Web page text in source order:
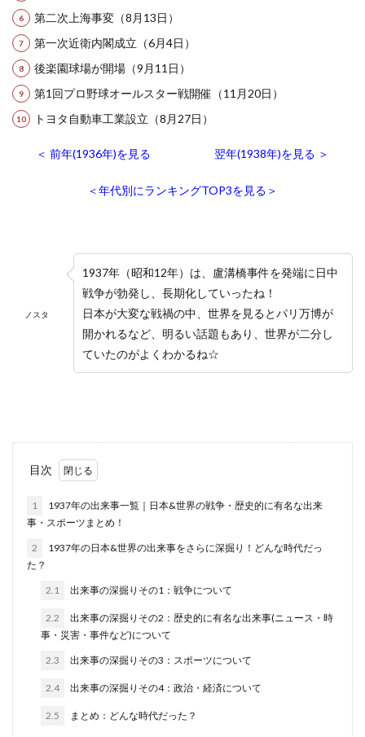
第二次上海事変（8月13日）
第一次近衛内閣成立（6月4日）
後楽園球場が開場（9月11日）
第1回プロ野球オールスター戦開催（11月20日）
トヨタ自動車工業設立（8月27日）
＜ 前年(1936年)を見る 翌年(1938年)を見る ＞
＜年代別にランキングTOP3を見る＞
ノスタ
1937年（昭和12年）は、盧溝橋事件を発端に日中
戦争が勃発し、長期化していったね！
日本が大変な戦禍の中、世界を見るとパリ万博が
開かれるなど、明るい話題もあり、世界が二分し
ていたのがよくわかるね☆
目次
1
1937年の出来事一覧｜日本&世界の戦争・歴史的に有名な出来
事・スポーツまとめ！
2
1937年の日本&世界の出来事をさらに深掘り！どんな時代だっ
た？
2.1 出来事の深掘りその1：戦争について
2.2
出来事の深掘りその2：歴史的に有名な出来事(ニュース・時
事・災害・事件など)について
2.3 出来事の深掘りその3：スポーツについて
2.4 出来事の深掘りその4：政治・経済について
2.5 まとめ：どんな時代だった？